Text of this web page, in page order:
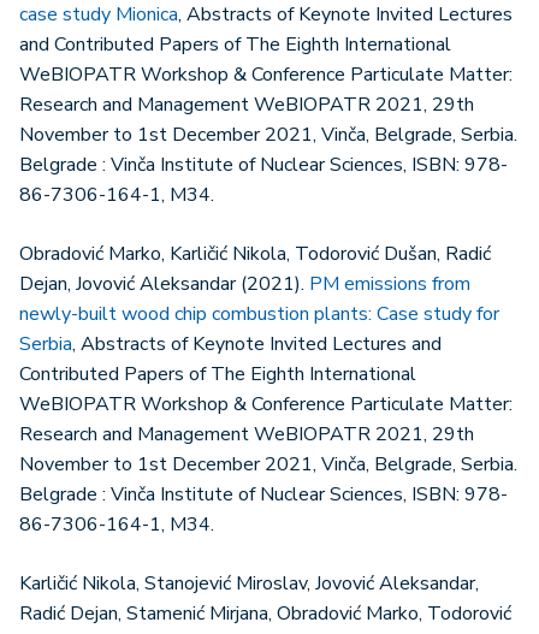
case study Mionica, Abstracts of Keynote Invited Lectures
and Contributed Papers of The Eighth International
WeBIOPATR Workshop & Conference Particulate Matter:
Research and Management WeBIOPATR 2021, 29th
November to 1st December 2021, Vinča, Belgrade, Serbia.
Belgrade : Vinča Institute of Nuclear Sciences, ISBN: 978-
86-7306-164-1, M34.
Obradović Marko, Karličić Nikola, Todorović Dušan, Radić
Dejan, Jovović Aleksandar (2021). PM emissions from
newly-built wood chip combustion plants: Case study for
Serbia, Abstracts of Keynote Invited Lectures and
Contributed Papers of The Eighth International
WeBIOPATR Workshop & Conference Particulate Matter:
Research and Management WeBIOPATR 2021, 29th
November to 1st December 2021, Vinča, Belgrade, Serbia.
Belgrade : Vinča Institute of Nuclear Sciences, ISBN: 978-
86-7306-164-1, M34.
Karličić Nikola, Stanojević Miroslav, Jovović Aleksandar,
Radić Dejan, Stamenić Mirjana, Obradović Marko, Todorović